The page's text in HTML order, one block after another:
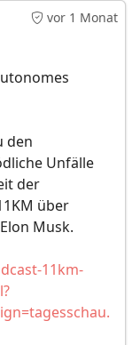
vor 1 Monat
den
Unfälle
der
über
Musk.
11km-